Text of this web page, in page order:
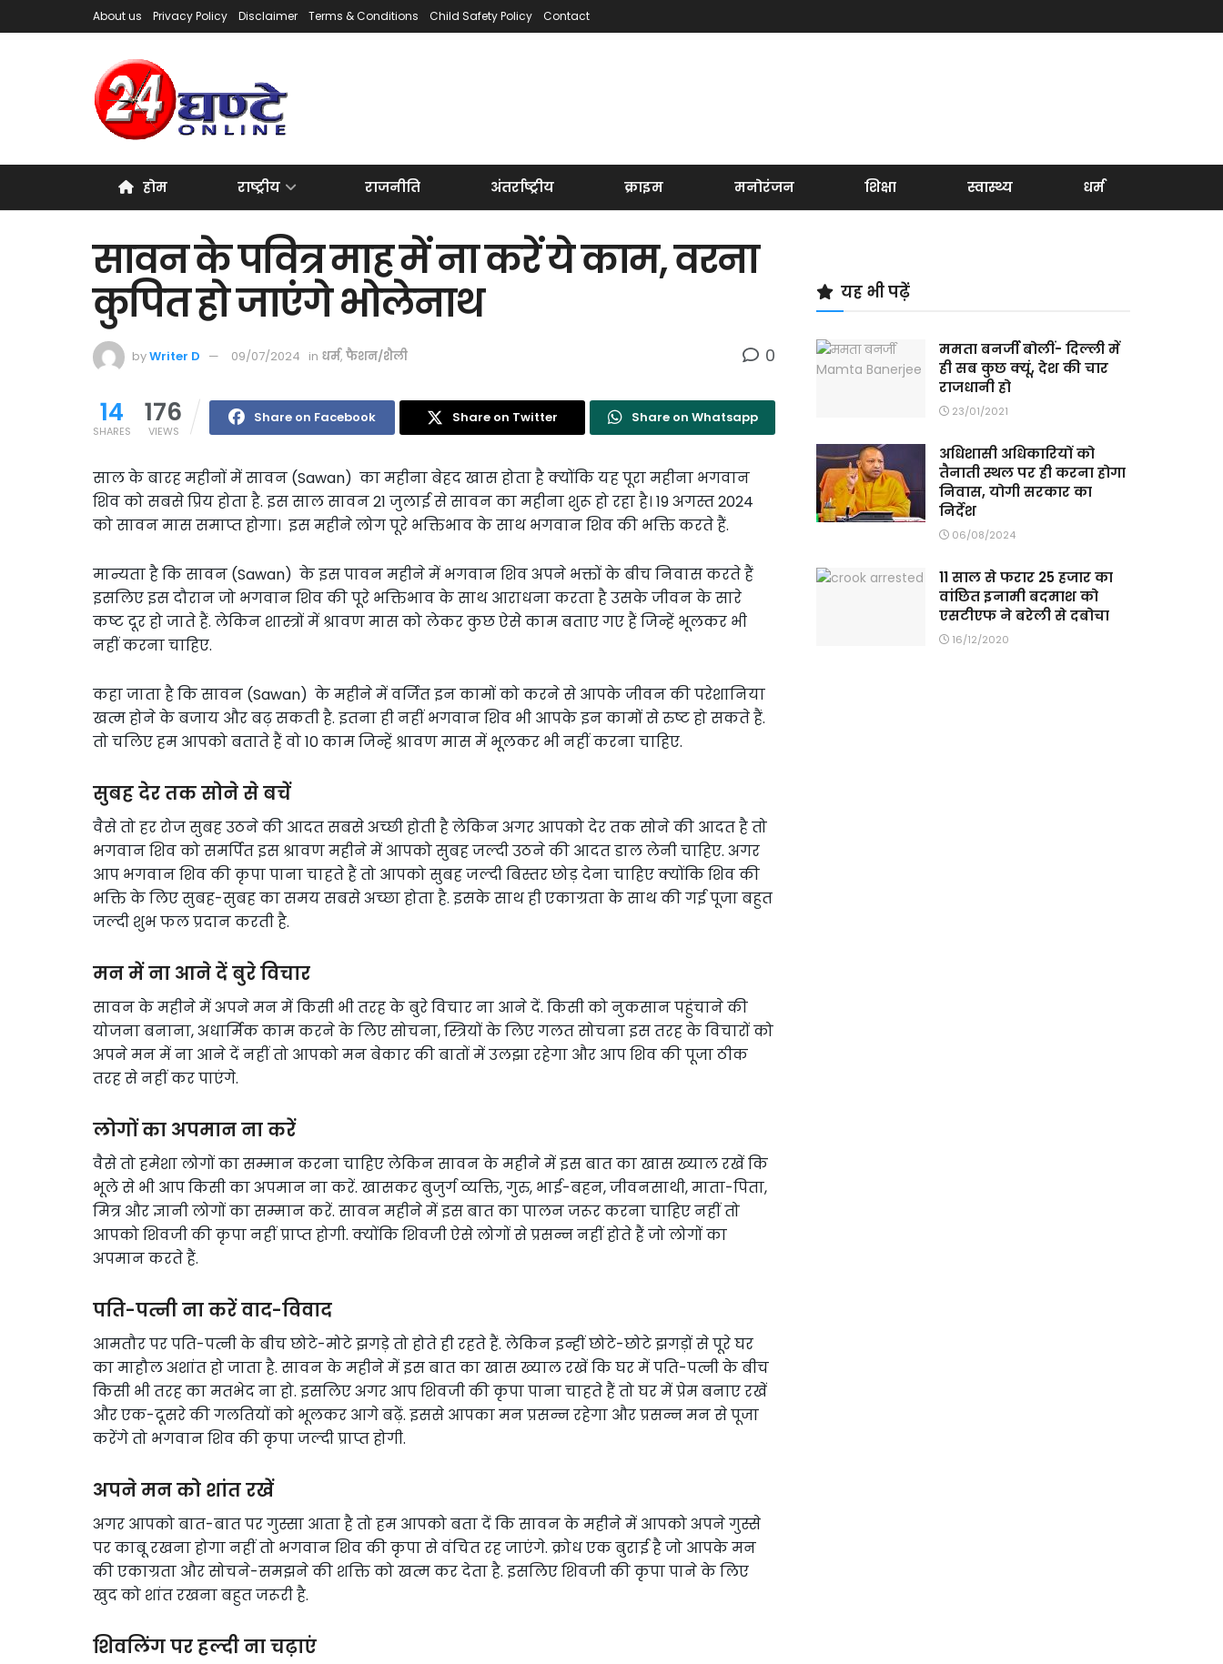
About us Privacy Policy Disclaimer Terms & Conditions Child Safety Policy Contact
होम राष्ट्रीय राजनीति अंतर्राष्ट्रीय क्राइम मनोरंजन शिक्षा स्वास्थ्य धर्म
सावन के पवित्र माह में ना करें ये काम, वरना
कुपित हो जाएंगे भोलेनाथ
byWriter D 09/07/2024 in धर्म, फैशन/शैली 0
14
SHARES
176
VIEWS
Share on Facebook Share on Twitter Share on Whatsapp
साल के बारह महीनों में सावन (Sawan) का महीना बेहद खास होता है क्योंकि यह पूरा महीना भगवान
शिव को सबसे प्रिय होता है. इस साल सावन 21 जुलाई से सावन का महीना शुरू हो रहा है। 19 अगस्त 2024
को सावन मास समाप्त होगा। इस महीने लोग पूरे भक्तिभाव के साथ भगवान शिव की भक्ति करते हैं.
मान्यता है कि सावन (Sawan) के इस पावन महीने में भगवान शिव अपने भक्तों के बीच निवास करते हैं
इसलिए इस दौरान जो भगवान शिव की पूरे भक्तिभाव के साथ आराधना करता है उसके जीवन के सारे
कष्ट दूर हो जाते हैं. लेकिन शास्त्रों में श्रावण मास को लेकर कुछ ऐसे काम बताए गए हैं जिन्हें भूलकर भी
नहीं करना चाहिए.
कहा जाता है कि सावन (Sawan) के महीने में वर्जित इन कामों को करने से आपके जीवन की परेशानिया
खत्म होने के बजाय और बढ़ सकती है. इतना ही नहीं भगवान शिव भी आपके इन कामों से रुष्ट हो सकते हैं.
तो चलिए हम आपको बताते हैं वो 10 काम जिन्हें श्रावण मास में भूलकर भी नहीं करना चाहिए.
सुबह देर तक सोने से बचें
वैसे तो हर रोज सुबह उठने की आदत सबसे अच्छी होती है लेकिन अगर आपको देर तक सोने की आदत है तो
भगवान शिव को समर्पित इस श्रावण महीने में आपको सुबह जल्दी उठने की आदत डाल लेनी चाहिए. अगर
आप भगवान शिव की कृपा पाना चाहते हैं तो आपको सुबह जल्दी बिस्तर छोड़ देना चाहिए क्योंकि शिव की
भक्ति के लिए सुबह-सुबह का समय सबसे अच्छा होता है. इसके साथ ही एकाग्रता के साथ की गई पूजा बहुत
जल्दी शुभ फल प्रदान करती है.
मन में ना आने दें बुरे विचार
सावन के महीने में अपने मन में किसी भी तरह के बुरे विचार ना आने दें. किसी को नुकसान पहुंचाने की
योजना बनाना, अधार्मिक काम करने के लिए सोचना, स्त्रियों के लिए गलत सोचना इस तरह के विचारों को
अपने मन में ना आने दें नहीं तो आपको मन बेकार की बातों में उलझा रहेगा और आप शिव की पूजा ठीक
तरह से नहीं कर पाएंगे.
लोगों का अपमान ना करें
वैसे तो हमेशा लोगों का सम्मान करना चाहिए लेकिन सावन के महीने में इस बात का खास ख्याल रखें कि
भूले से भी आप किसी का अपमान ना करें. खासकर बुजुर्ग व्यक्ति, गुरु, भाई-बहन, जीवनसाथी, माता-पिता,
मित्र और ज्ञानी लोगों का सम्मान करें. सावन महीने में इस बात का पालन जरूर करना चाहिए नहीं तो
आपको शिवजी की कृपा नहीं प्राप्त होगी. क्योंकि शिवजी ऐसे लोगों से प्रसन्न नहीं होते हैं जो लोगों का
अपमान करते हैं.
पति-पत्नी ना करें वाद-विवाद
आमतौर पर पति-पत्नी के बीच छोटे-मोटे झगड़े तो होते ही रहते हैं. लेकिन इन्हीं छोटे-छोटे झगड़ों से पूरे घर
का माहौल अशांत हो जाता है. सावन के महीने में इस बात का खास ख्याल रखें कि घर में पति-पत्नी के बीच
किसी भी तरह का मतभेद ना हो. इसलिए अगर आप शिवजी की कृपा पाना चाहते हैं तो घर में प्रेम बनाए रखें
और एक-दूसरे की गलतियों को भूलकर आगे बढ़ें. इससे आपका मन प्रसन्न रहेगा और प्रसन्न मन से पूजा
करेंगे तो भगवान शिव की कृपा जल्दी प्राप्त होगी.
अपने मन को शांत रखें
अगर आपको बात-बात पर गुस्सा आता है तो हम आपको बता दें कि सावन के महीने में आपको अपने गुस्से
पर काबू रखना होगा नहीं तो भगवान शिव की कृपा से वंचित रह जाएंगे. क्रोध एक बुराई है जो आपके मन
की एकाग्रता और सोचने-समझने की शक्ति को खत्म कर देता है. इसलिए शिवजी की कृपा पाने के लिए
खुद को शांत रखना बहुत जरूरी है.
शिवलिंग पर हल्दी ना चढ़ाएं
यह भी पढ़ें
ममता बनर्जी बोलीं- दिल्ली में
ही सब कुछ क्यूं, देश की चार
राजधानी हो
23/01/2021
अधिशासी अधिकारियों को
तैनाती स्थल पर ही करना होगा
निवास, योगी सरकार का
निर्देश
06/08/2024
11 साल से फरार 25 हजार का
वांछित इनामी बदमाश को
एसटीएफ ने बरेली से दबोचा
16/12/2020